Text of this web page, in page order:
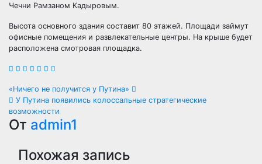
Чечни Рамзаном Кадыровым.
Высота основного здания составит 80 этажей. Площади займут
офисные помещения и развлекательные центры. На крыше будет
расположена смотровая площадка.
Навигация
по
записям
«Ничего не получится у Путина»
У Путина появились колоссальные стратегические
возможности
От admin1
Похожая запись